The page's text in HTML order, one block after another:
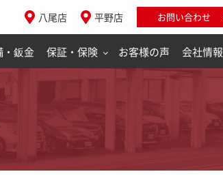
八尾店 平野店 お問い合わせ
・鈑金 保証・保険 お客様の声 会社情報